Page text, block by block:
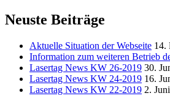
Neuste Beiträge
Aktuelle Situation der Webseite 14.
Information zum weiteren Betrieb
Lasertag News KW 26-2019 30.
Lasertag News KW 24-2019 16.
Lasertag News KW 22-2019 2.